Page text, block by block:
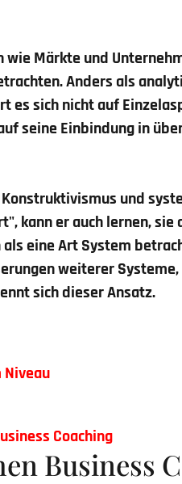
Märkte und
Anders als
es sich nicht auf
seine Einbindung in
und
kann er auch lernen,
eine Art System
weiterer
sich dieser Ansatz.
Niveau
Coaching
Business